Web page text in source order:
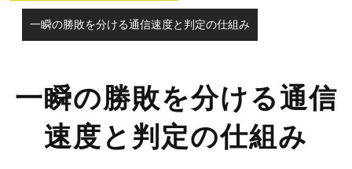
一瞬の勝敗を分ける通信速度と判定の仕組み
一瞬の勝敗を分ける通信
速度と判定の仕組み